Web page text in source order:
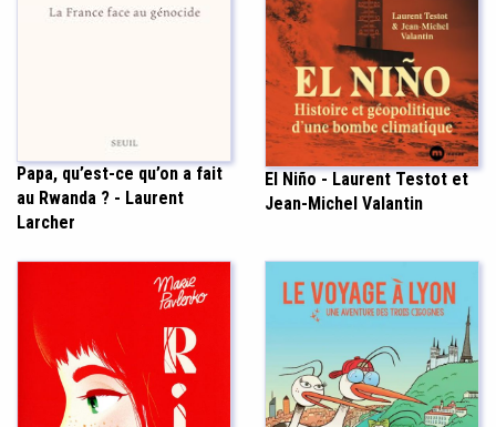
Papa, qu’est-ce qu’on a fait
au Rwanda ? - Laurent
Larcher
El Niño - Laurent Testot et
Jean-Michel Valantin